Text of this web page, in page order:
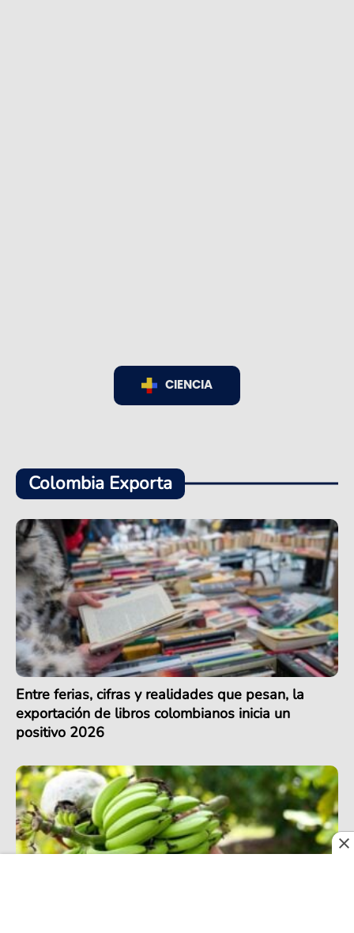
CIENCIA
Colombia Exporta
Entre ferias, cifras y realidades que pesan, la
exportación de libros colombianos inicia un
positivo 2026